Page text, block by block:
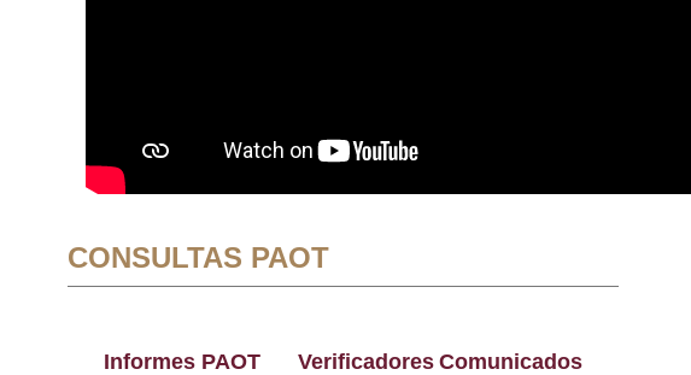
CONSULTAS PAOT
Informes PAOT
Verificadores Comunicados